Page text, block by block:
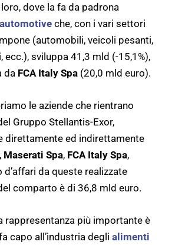
dove la fa da padrona
che, con i vari settori
(automobili, veicoli pesanti,
ecc.), sviluppa 41,3 mld (-15,1%),
da FCA Italy Spa (20,0 mld euro).
le aziende che rientrano
Gruppo Stellantis-Exor,
direttamente ed indirettamente
, Maserati Spa, FCA Italy Spa,
d’affari da queste realizzate
comparto è di 36,8 mld euro.
rappresentanza più importante è
capo all’industria deglialimenti